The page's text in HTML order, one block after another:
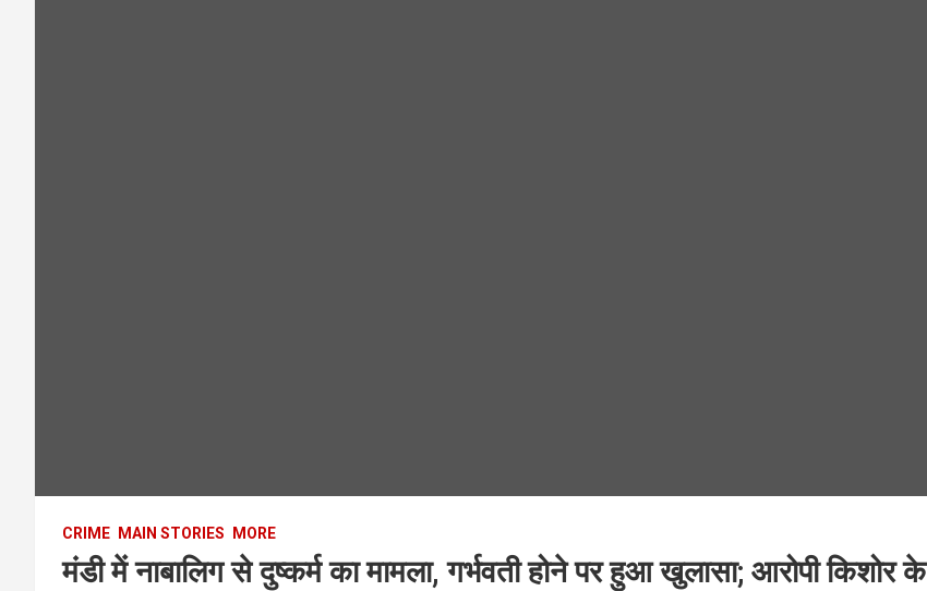
CRIME MAIN STORIES MORE
मंडी में नाबालिग से दुष्कर्म का मामला, गर्भवती होने पर हुआ खुलासा; आरोपी किशोर के